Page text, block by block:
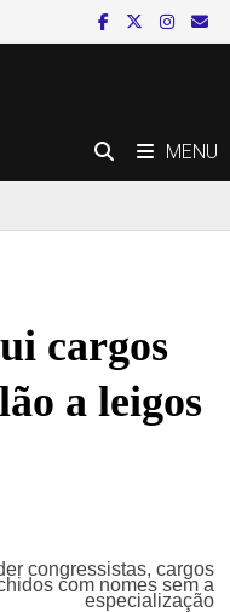
MENU
cargos
a leigos
congressistas, cargos
com nomes sem a
especialização